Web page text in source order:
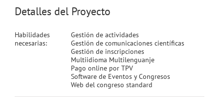
Detalles del Proyecto
Habilidades
necesarias:
Gestión de actividades
Gestión de comunicaciones científicas
Gestión de inscripciones
Multiidioma Multilenguanje
Pago online por TPV
Software de Eventos y Congresos
Web del congreso standard